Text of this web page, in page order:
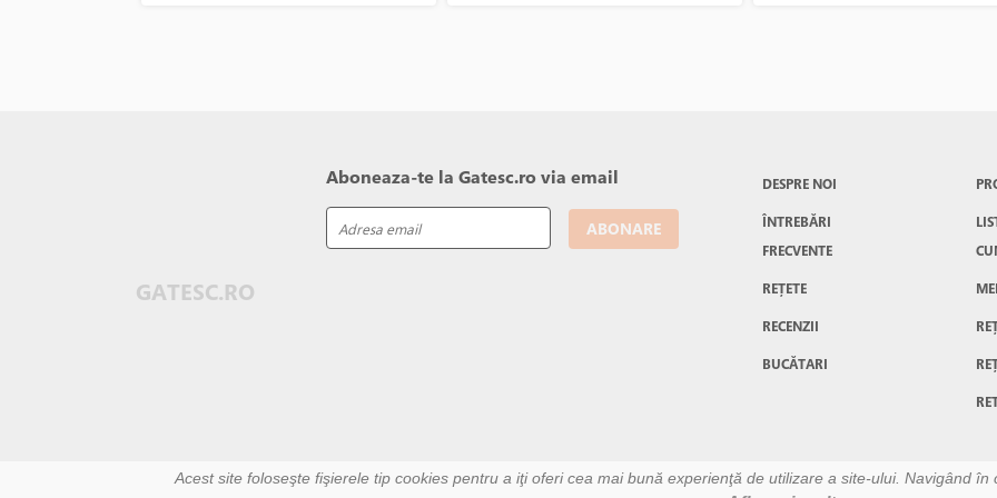
Acest site foloseşte fişierele tip cookies pentru a iţi oferi cea mai bună experienţă de utilizare a site-ului. Navigând
GATESC.RO
Aboneaza-te la Gatesc.ro via email
ABONARE
DESPRE NOI
ÎNTREBĂRI
FRECVENTE
REȚETE
RECENZII
BUCĂTARI